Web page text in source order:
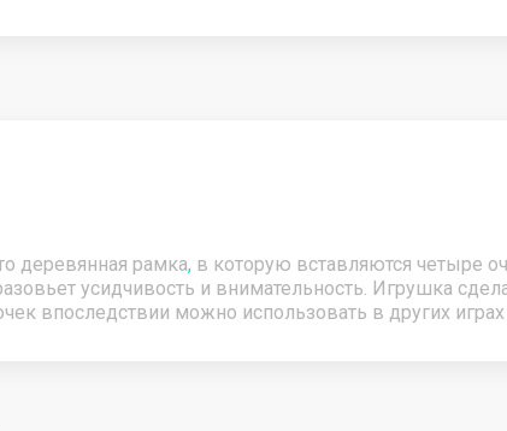
деревянная рамка, в которую вставляются четыре
усидчивость и внимательность. Игрушка
впоследствии можно использовать в других